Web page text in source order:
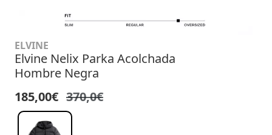
ELVINE
Elvine Nelix Parka Acolchada
Hombre Negra
185,00€ 370,0€